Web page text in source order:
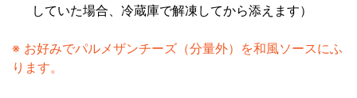
していた場合、冷蔵庫で解凍してから添えます）
※ お好みでパルメザンチーズ（分量外）を和風ソースにふ
ります。